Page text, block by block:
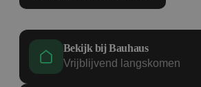
Bekijk bij Bauhaus
Vrijblijvend langskomen